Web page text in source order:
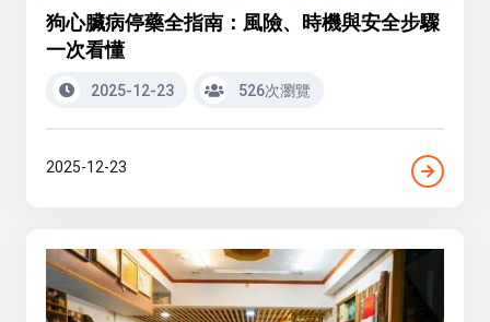
狗心臟病停藥全指南：風險、時機與安全步驟
一次看懂
2025-12-23 526次瀏覽
2025-12-23